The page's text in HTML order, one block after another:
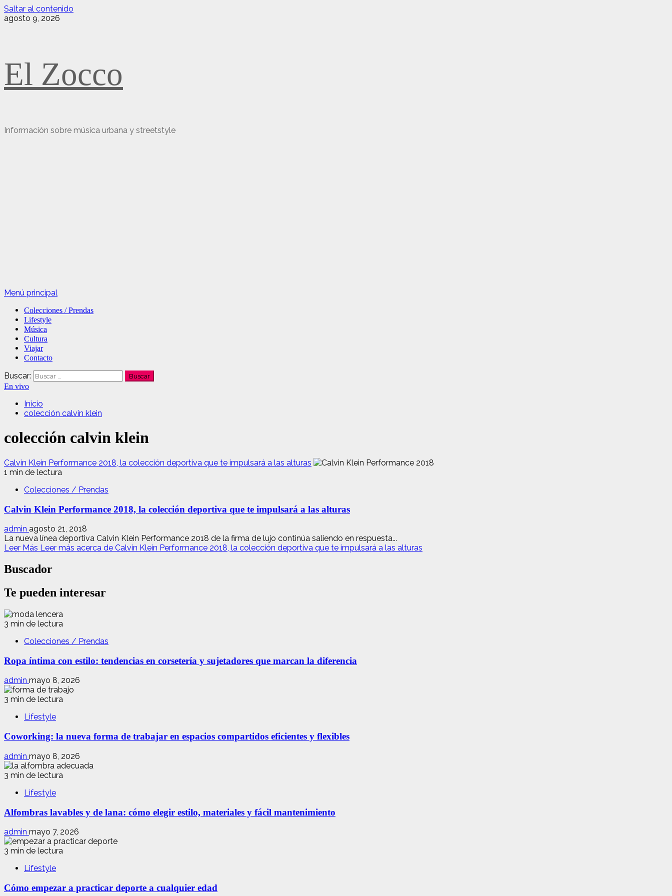
Saltar al contenido
agosto 9, 2026
El Zocco
Información sobre música urbana y streetstyle
Menú principal
Colecciones / Prendas
Lifestyle
Música
Cultura
Viajar
Contacto
Buscar:
En vivo
Inicio
colección calvin klein
colección calvin klein
Calvin Klein Performance 2018, la colección deportiva que te impulsará a las alturas
1 min de lectura
Colecciones / Prendas
Calvin Klein Performance 2018, la colección deportiva que te impulsará a las alturas
admin agosto 21, 2018
La nueva línea deportiva Calvin Klein Performance 2018 de la firma de lujo continúa saliendo en respuesta...
Leer Más Leer más acerca de Calvin Klein Performance 2018, la colección deportiva que te impulsará a las alturas
Buscador
Te pueden interesar
3 min de lectura
Colecciones / Prendas
Ropa íntima con estilo: tendencias en corsetería y sujetadores que marcan la diferencia
admin mayo 8, 2026
3 min de lectura
Lifestyle
Coworking: la nueva forma de trabajar en espacios compartidos eficientes y flexibles
admin mayo 8, 2026
3 min de lectura
Lifestyle
Alfombras lavables y de lana: cómo elegir estilo, materiales y fácil mantenimiento
admin mayo 7, 2026
3 min de lectura
Lifestyle
Cómo empezar a practicar deporte a cualquier edad